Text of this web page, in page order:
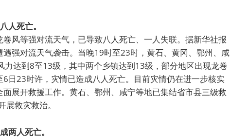
人死亡。
风等强对流天气，已导致八人死亡、一人失联。据新华社报
强对流天气袭击。当晚19时至23时，黄石、黄冈、鄂州、咸
达到8至13级，其中两个乡镇达到13级，部分地区出现龙卷
日23时许，灾情已造成八人死亡。目前灾情仍在进一步核实
展开救援工作。黄石、鄂州、咸宁等地已集结省市县三级救
救灾救治。
两人死亡。